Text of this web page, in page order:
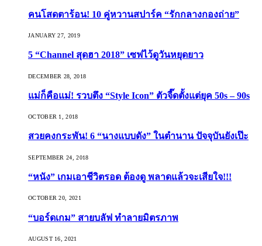
คนโสดตาร้อน! 10 คู่หวานสปาร์ค “รักกลางกองถ่าย”
JANUARY 27, 2019
5 “Channel สุดฮา 2018” เซฟไว้ดูวันหยุดยาว
DECEMBER 28, 2018
แม่ก็คือแม่! รวบตึง “Style Icon” ตัวจี๊ดตั้งแต่ยุค 50s – 90s
OCTOBER 1, 2018
สวยคงกระพัน! 6 “นางแบบดัง” ในตำนาน ปัจจุบันยังเป๊ะ
SEPTEMBER 24, 2018
“หนัง” เกมเอาชีวิตรอด ต้องดู พลาดแล้วจะเสียใจ!!!
OCTOBER 20, 2021
“บอร์ดเกม” สายบลัฟ ทำลายมิตรภาพ
AUGUST 16, 2021